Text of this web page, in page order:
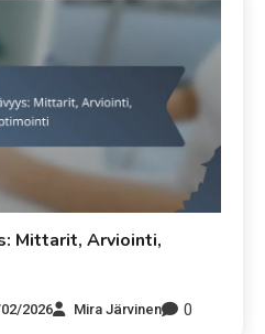
Mittarit, Arviointi,
2026 Mira Järvinen 0